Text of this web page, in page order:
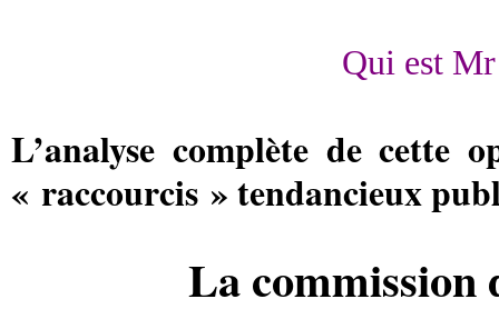
Qui est
L’analyse complète de
« raccourcis » tendancieux
La commission